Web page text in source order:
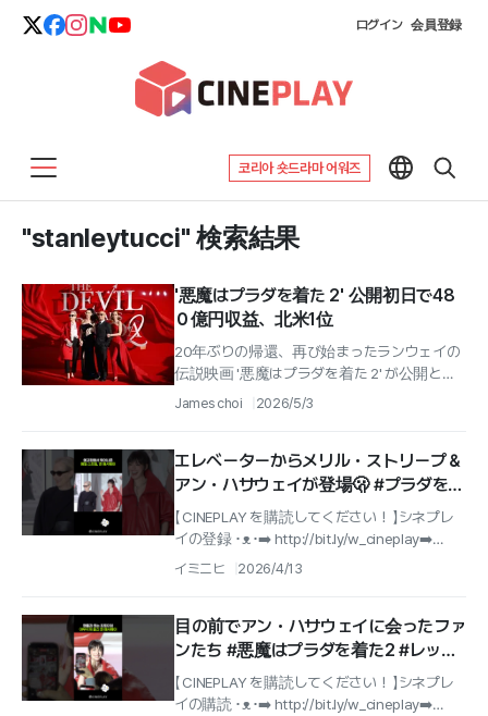
ログイン 会員登録
코리아 숏드라마 어워즈
"stanleytucci" 検索結果
'悪魔はプラダを着た 2' 公開初日で48
０億円収益、北米1位
20年ぶりの帰還、再び始まったランウェイの
伝説映画 '悪魔はプラダを着た 2' が公開と同
時に '北米ボックスオフィス' 1位を奪還し、興
James choi 2026/5/3
エレベーターからメリル・ストリープ＆
アン・ハサウェイが登場🫢 #プラダを着
た悪魔2 #レッドカーペット
【 CINEPLAY を購読してください！ 】シネプレ
イの登録 ･ᴥ･➡️ http://bit.ly/w_cineplay➡️
IG@cineplay_kr
イミニヒ 2026/4/13
目の前でアン・ハサウェイに会ったファ
ンたち #悪魔はプラダを着た2 #レッド
カーペット
【 CINEPLAY を購読してください！ 】シネプレ
イの購読 ･ᴥ･➡️ http://bit.ly/w_cineplay➡️